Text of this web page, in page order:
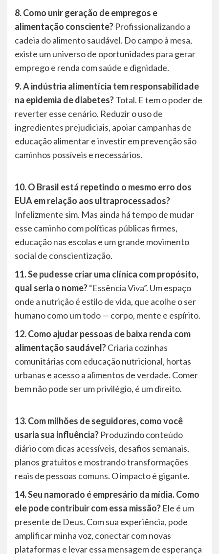
8. Como unir geração de empregos e
alimentação consciente? Profissionalizando a
cadeia do alimento saudável. Do campo à mesa,
existe um universo de oportunidades para gerar
emprego e renda com saúde e dignidade.
9. A indústria alimentícia tem responsabilidade
na epidemia de diabetes?Total. E tem o poder de
reverter esse cenário. Reduzir o uso de
ingredientes prejudiciais, apoiar campanhas de
educação alimentar e investir em prevenção são
caminhos possíveis e necessários.
10. O Brasil está repetindo o mesmo erro dos
EUA em relação aos ultraprocessados?
Infelizmente sim. Mas ainda há tempo de mudar
esse caminho com políticas públicas firmes,
educação nas escolas e um grande movimento
social de conscientização.
11. Se pudesse criar uma clínica com propósito,
qual seria o nome?“Essência Viva”. Um espaço
onde a nutrição é estilo de vida, que acolhe o ser
humano como um todo — corpo, mente e espírito.
12. Como ajudar pessoas de baixa renda com
alimentação saudável?Criaria cozinhas
comunitárias com educação nutricional, hortas
urbanas e acesso a alimentos de verdade. Comer
bem não pode ser um privilégio, é um direito.
13. Com milhões de seguidores, como você
usaria sua influência? Produzindo conteúdo
diário com dicas acessíveis, desafios semanais,
planos gratuitos e mostrando transformações
reais de pessoas comuns. O impacto é gigante.
14. Seu namorado é empresário da mídia. Como
ele pode contribuir com essa missão? Ele é um
presente de Deus. Com sua experiência, pode
amplificar minha voz, conectar com novas
plataformas e levar essa mensagem de esperança